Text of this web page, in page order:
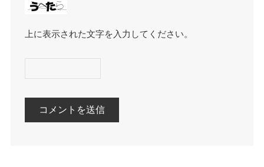
上に表示された文字を入力してください。